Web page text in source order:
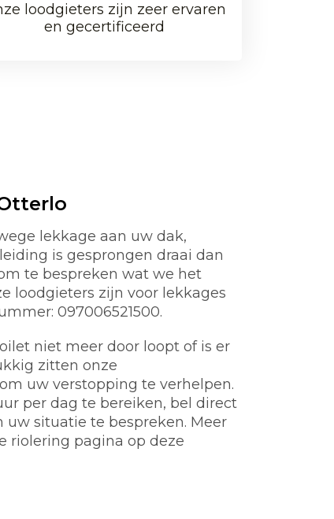
loodgieters zijn zeer ervaren
en gecertificeerd
lekkage aan uw dak,
is gesprongen draai dan
te bespreken wat we het
loodgieters zijn voor lekkages
097006521500.
niet meer door loopt of is er
zitten onze
uw verstopping te verhelpen.
per dag te bereiken, bel direct
uw situatie te bespreken. Meer
riolering pagina op deze